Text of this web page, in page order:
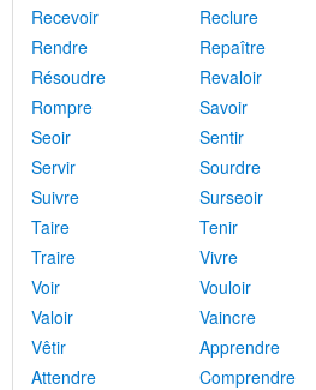
Recevoir
Reclure
Rendre
Repaître
Résoudre
Revaloir
Rompre
Savoir
Seoir
Sentir
Servir
Sourdre
Suivre
Surseoir
Taire
Tenir
Traire
Vivre
Voir
Vouloir
Valoir
Vaincre
Vêtir
Apprendre
Attendre
Comprendre